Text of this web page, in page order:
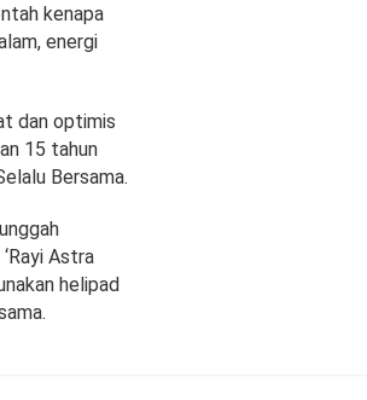
kenapa
energi
dan optimis
15 tahun
Bersama.
Astra
helipad